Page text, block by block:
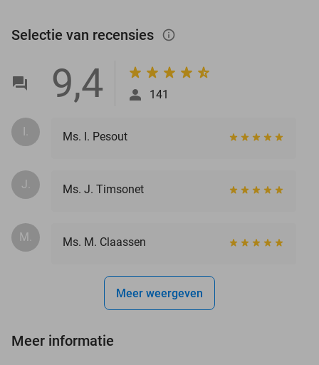
Selectie van recensies info_outlined
9,4 141
I. Ms. I. Pesout
J. Ms. J. Timsonet
M. Ms. M. Claassen
Meer weergeven
Meer informatie